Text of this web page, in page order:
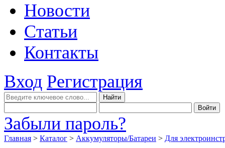
Новости
Статьи
Контакты
Вход Регистрация
Забыли пароль?
Главная > Каталог > Аккумуляторы/Батареи > Для